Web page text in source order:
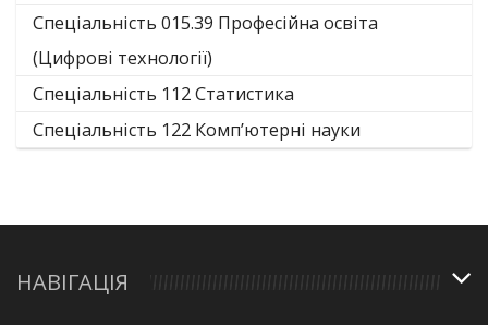
Спеціальність 015.39 Професійна освіта
(Цифрові технології)
Спеціальність 112 Статистика
Спеціальність 122 Комп’ютерні науки
НАВІГАЦІЯ